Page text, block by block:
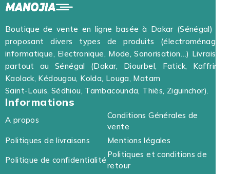
Boutique de vente en ligne basée à Dakar (Sénégal) et
proposant divers types de produits (électroménager,
informatique, Electronique, Mode, Sonorisation…) Livraison
partout au Sénégal (Dakar, Diourbel, Fatick, Kaffrine,
Kaolack, Kédougou, Kolda, Louga, Matam
Saint-Louis, Sédhiou, Tambacounda, Thiès, Ziguinchor).
Informations
A propos
Conditions Générales de
vente
Politiques de livraisons
Mentions légales
Politique de confidentialité
Politiques et conditions de
retour